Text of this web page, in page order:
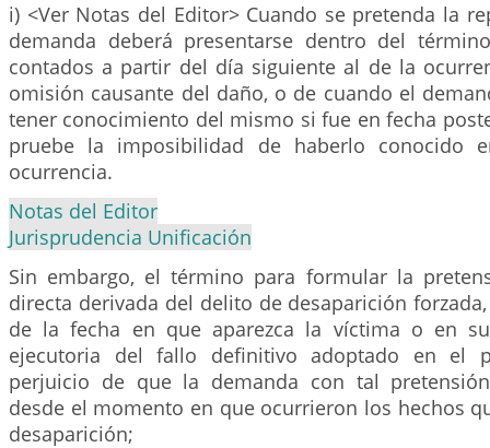
i) <Ver Notas del Editor> Cuando se pretenda la
demanda deberá presentarse dentro del
contados a partir del día siguiente al de la
omisión causante del daño, o de cuando el
tener conocimiento del mismo si fue en fecha
pruebe la imposibilidad de haberlo conocido
ocurrencia.
Notas del Editor
Jurisprudencia Unificación
Sin embargo, el término para formular la
directa derivada del delito de desaparición
de la fecha en que aparezca la víctima o en
ejecutoria del fallo definitivo adoptado en el
perjuicio de que la demanda con tal
desde el momento en que ocurrieron los hechos
desaparición;